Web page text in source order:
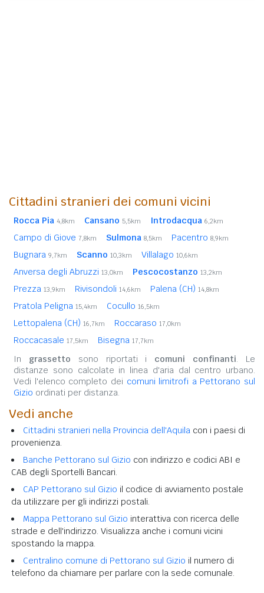
Cittadini stranieri dei comuni vicini
Rocca Pia 4,8km Cansano 5,5km Introdacqua 6,2km
Campo di Giove 7,8km Sulmona 8,5km Pacentro 8,9km
Bugnara 9,7km Scanno 10,3km Villalago 10,6km
Anversa degli Abruzzi 13,0km Pescocostanzo 13,2km
Prezza 13,9km Rivisondoli 14,6km Palena (CH) 14,8km
Pratola Peligna 15,4km Cocullo 16,5km
Lettopalena (CH) 16,7km Roccaraso 17,0km
Roccacasale 17,5km Bisegna 17,7km
In grassetto sono riportati i comuni confinanti. Le
distanze sono calcolate in linea d'aria dal centro urbano.
Vedi l'elenco completo dei comuni limitrofi a Pettorano sul
Gizio ordinati per distanza.
Vedi anche
Cittadini stranieri nella Provincia dell'Aquila con i paesi di
provenienza.
Banche Pettorano sul Gizio con indirizzo e codici ABI e
CAB degli Sportelli Bancari.
CAP Pettorano sul Gizio il codice di avviamento postale
da utilizzare per gli indirizzi postali.
Mappa Pettorano sul Gizio interattiva con ricerca delle
strade e dell'indirizzo. Visualizza anche i comuni vicini
spostando la mappa.
Centralino comune di Pettorano sul Gizio il numero di
telefono da chiamare per parlare con la sede comunale.